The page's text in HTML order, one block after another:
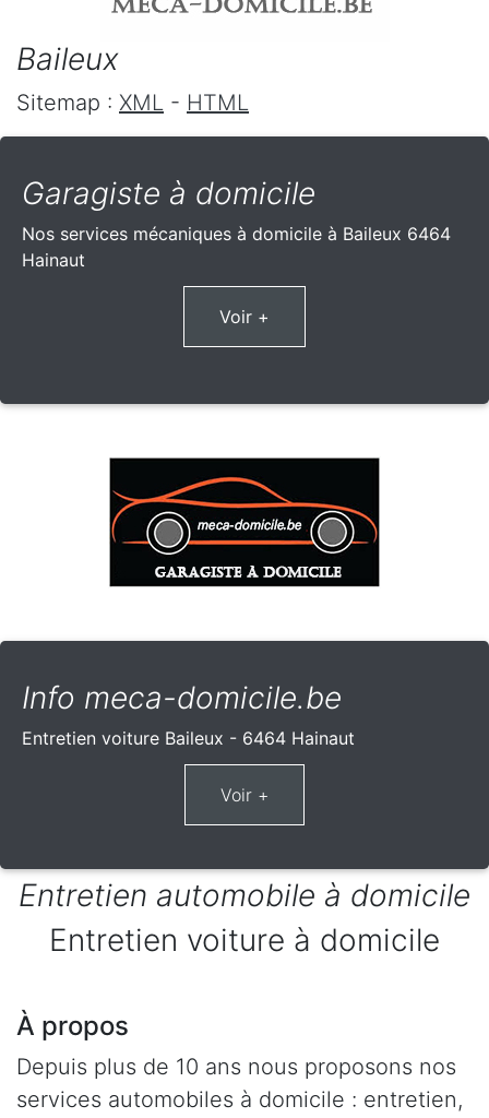
Baileux
Sitemap : XML - HTML
Garagiste à domicile
Nos services mécaniques à domicile à Baileux 6464
Hainaut
Voir +
Info meca-domicile.be
Entretien voiture Baileux - 6464 Hainaut
Entretien automobile à domicile
Entretien voiture à domicile
À propos
Depuis plus de 10 ans nous proposons nos
services automobiles à domicile : entretien,